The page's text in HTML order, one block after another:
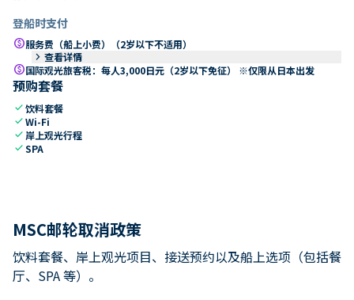
登船时支付
paid服务费（船上小费）（2岁以下不适用）
keyboard_arrow_right 查看详情
paid国际观光旅客税：每人3,000日元（2岁以下免征） ※仅限从日本出发
预购套餐
check饮料套餐
checkWi-Fi
check 岸上观光行程
checkSPA
MSC邮轮取消政策
饮料套餐、岸上观光项目、接送预约以及船上选项（包括餐
厅、SPA 等）。